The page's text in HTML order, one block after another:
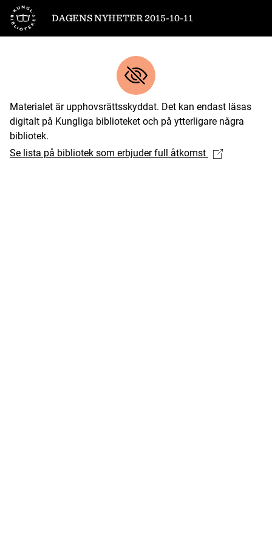
Till startsidan
DAGENS NYHETER 2015-10-11
Materialet är upphovsrättsskyddat. Det kan endast läsas
digitalt på Kungliga biblioteket och på ytterligare några
bibliotek.
Se lista på bibliotek som erbjuder full åtkomst